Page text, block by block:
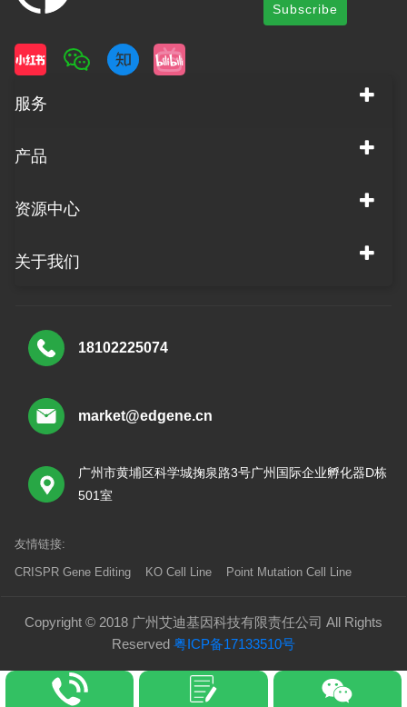
Subscribe
服务
产品
资源中心
关于我们
18102225074
market@edgene.cn
广州市黄埔区科学城掬泉路3号广州国际企业孵化器D栋
501室
友情链接:
CRISPR Gene Editing KO Cell Line Point Mutation Cell Line
Copyright © 2018 广州艾迪基因科技有限责任公司 All Rights
Reserved 粤ICP备17133510号